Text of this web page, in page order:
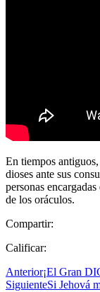
En tiempos
dioses ante sus
personas
de los oráculos.
Compartir:
Calificar:
Anterior¡El Gran
SiguienteSi Jehová